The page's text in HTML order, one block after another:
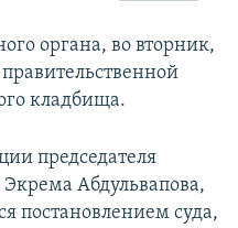
органа, во вторник,
кладбища.
председателя
Абдульвапова,
постановлением суда,